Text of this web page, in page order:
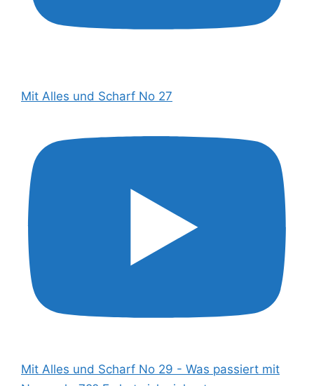
Mit Alles und Scharf No 27
Mit Alles und Scharf No 29 - Was passiert mit